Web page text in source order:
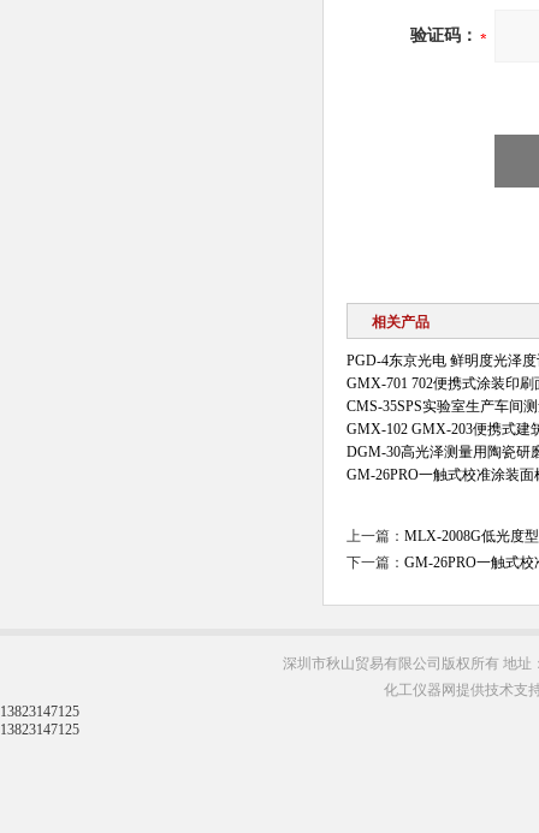
验证码：
相关产品
PGD-4东京光电 鲜明度光泽
GMX-701 702便携式涂装印
CMS-35SPS实验室生产车间
GMX-102 GMX-203便携式建
DGM-30高光泽测量用陶瓷研
GM-26PRO一触式校准涂装
上一篇： MLX-2008G低光度
下一篇： GM-26PRO一触式
深圳市秋山贸易有限公司版权所有 地址
化工仪器网提供技术支
13823147125
13823147125